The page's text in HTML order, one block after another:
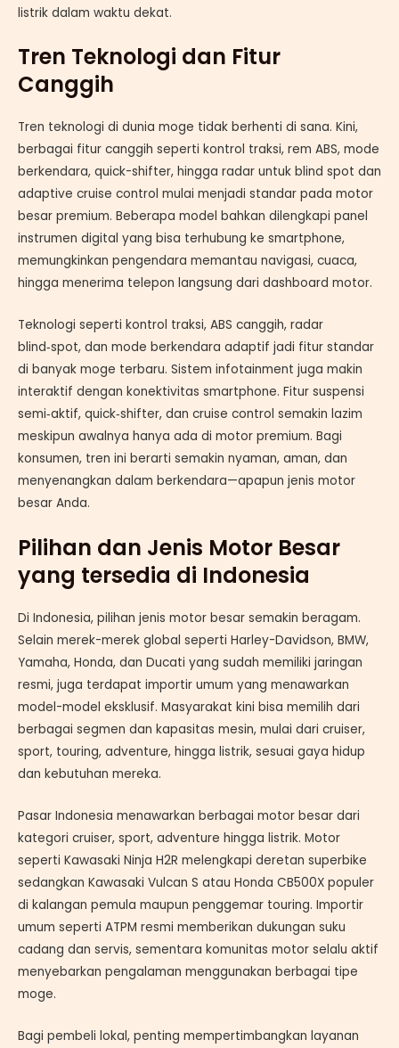
listrik dalam waktu dekat.
Tren Teknologi dan Fitur
Canggih
Tren teknologi di dunia moge tidak berhenti di sana. Kini,
berbagai fitur canggih seperti kontrol traksi, rem ABS, mode
berkendara, quick-shifter, hingga radar untuk blind spot dan
adaptive cruise control mulai menjadi standar pada motor
besar premium. Beberapa model bahkan dilengkapi panel
instrumen digital yang bisa terhubung ke smartphone,
memungkinkan pengendara memantau navigasi, cuaca,
hingga menerima telepon langsung dari dashboard motor.
Teknologi seperti kontrol traksi, ABS canggih, radar
blind‑spot, dan mode berkendara adaptif jadi fitur standar
di banyak moge terbaru. Sistem infotainment juga makin
interaktif dengan konektivitas smartphone. Fitur suspensi
semi‑aktif, quick‑shifter, dan cruise control semakin lazim
meskipun awalnya hanya ada di motor premium. Bagi
konsumen, tren ini berarti semakin nyaman, aman, dan
menyenangkan dalam berkendara—apapun jenis motor
besar Anda.
Pilihan dan Jenis Motor Besar
yang tersedia di Indonesia
Di Indonesia, pilihan jenis motor besar semakin beragam.
Selain merek-merek global seperti Harley-Davidson, BMW,
Yamaha, Honda, dan Ducati yang sudah memiliki jaringan
resmi, juga terdapat importir umum yang menawarkan
model-model eksklusif. Masyarakat kini bisa memilih dari
berbagai segmen dan kapasitas mesin, mulai dari cruiser,
sport, touring, adventure, hingga listrik, sesuai gaya hidup
dan kebutuhan mereka.
Pasar Indonesia menawarkan berbagai motor besar dari
kategori cruiser, sport, adventure hingga listrik. Motor
seperti Kawasaki Ninja H2R melengkapi deretan superbike
sedangkan Kawasaki Vulcan S atau Honda CB500X populer
di kalangan pemula maupun penggemar touring. Importir
umum seperti ATPM resmi memberikan dukungan suku
cadang dan servis, sementara komunitas motor selalu aktif
menyebarkan pengalaman menggunakan berbagai tipe
moge.
Bagi pembeli lokal, penting mempertimbangkan layanan